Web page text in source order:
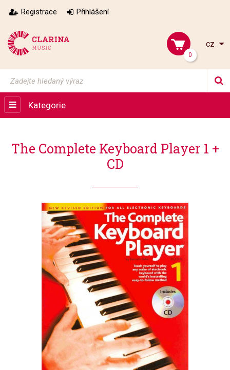
Registrace Přihlášení
0
cz
Kategorie
The Complete Keyboard Player 1 +
CD